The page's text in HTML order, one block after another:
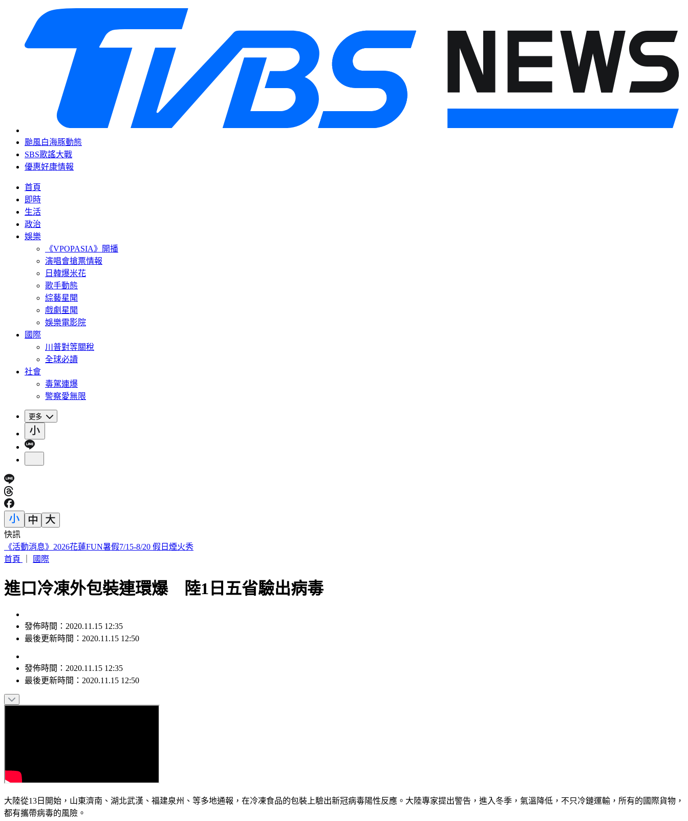
颱風白海豚動態
SBS歌謠大戰
優惠好康情報
首頁
即時
生活
政治
娛樂
《VPOPASIA》開播
演唱會搶票情報
日韓爆米花
歌手動態
綜藝星聞
戲劇星聞
娛樂電影院
國際
川普對等關稅
全球必讀
社會
毒駕連爆
警察愛無限
更多
快訊
《活動消息》2026花蓮FUN暑假7/15-8/20 假日煙火秀
首頁
國際
進口冷凍外包裝連環爆 陸1日五省驗出病毒
發佈時間：2020.11.15 12:35
最後更新時間：2020.11.15 12:50
發佈時間： 2020.11.15 12:35
最後更新時間： 2020.11.15 12:50
大陸從13日開始，山東濟南、湖北武漢、福建泉州、等多地通報，在冷凍食品的包裝上驗出新冠病毒陽性反應。大陸專家提出警告，進入冬季，氣溫降低，不只冷鏈運輸，所有的國際貨物，
都有攜帶病毒的風險。